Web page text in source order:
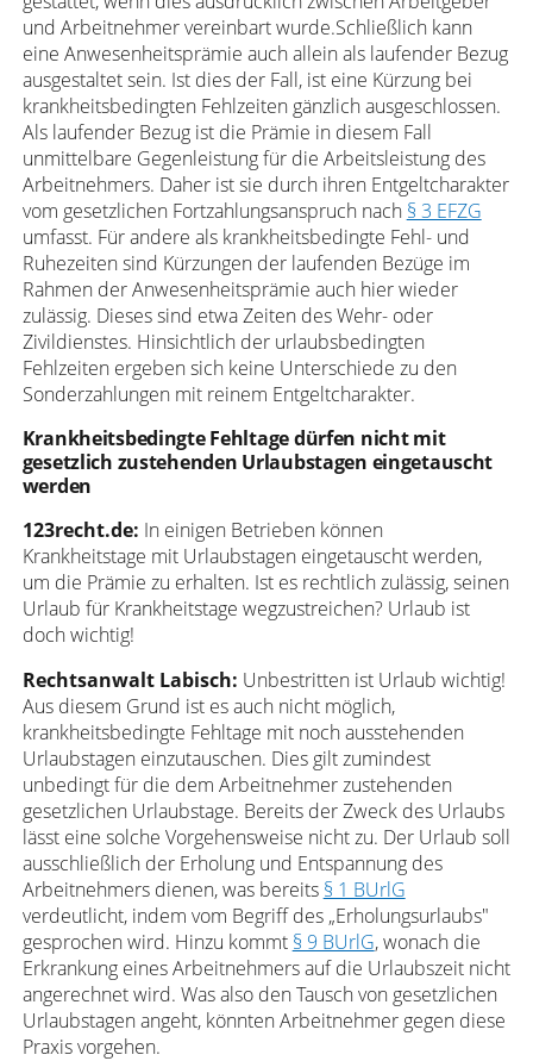
und Arbeitnehmer vereinbart wurde.Schließlich kann
eine Anwesenheitsprämie auch allein als laufender Bezug
ausgestaltet sein. Ist dies der Fall, ist eine Kürzung bei
krankheitsbedingten Fehlzeiten gänzlich ausgeschlossen.
Als laufender Bezug ist die Prämie in diesem Fall
unmittelbare Gegenleistung für die Arbeitsleistung des
Arbeitnehmers. Daher ist sie durch ihren Entgeltcharakter
vom gesetzlichen Fortzahlungsanspruch nach § 3 EFZG
umfasst. Für andere als krankheitsbedingte Fehl- und
Ruhezeiten sind Kürzungen der laufenden Bezüge im
Rahmen der Anwesenheitsprämie auch hier wieder
zulässig. Dieses sind etwa Zeiten des Wehr- oder
Zivildienstes. Hinsichtlich der urlaubsbedingten
Fehlzeiten ergeben sich keine Unterschiede zu den
Sonderzahlungen mit reinem Entgeltcharakter.
Krankheitsbedingte Fehltage dürfen nicht mit
gesetzlich zustehenden Urlaubstagen eingetauscht
werden
123recht.de: In einigen Betrieben können
Krankheitstage mit Urlaubstagen eingetauscht werden,
um die Prämie zu erhalten. Ist es rechtlich zulässig, seinen
Urlaub für Krankheitstage wegzustreichen? Urlaub ist
doch wichtig!
Rechtsanwalt Labisch: Unbestritten ist Urlaub wichtig!
Aus diesem Grund ist es auch nicht möglich,
krankheitsbedingte Fehltage mit noch ausstehenden
Urlaubstagen einzutauschen. Dies gilt zumindest
unbedingt für die dem Arbeitnehmer zustehenden
gesetzlichen Urlaubstage. Bereits der Zweck des Urlaubs
lässt eine solche Vorgehensweise nicht zu. Der Urlaub soll
ausschließlich der Erholung und Entspannung des
Arbeitnehmers dienen, was bereits § 1 BUrlG
verdeutlicht, indem vom Begriff des „Erholungsurlaubs"
gesprochen wird. Hinzu kommt § 9 BUrlG, wonach die
Erkrankung eines Arbeitnehmers auf die Urlaubszeit nicht
angerechnet wird. Was also den Tausch von gesetzlichen
Urlaubstagen angeht, könnten Arbeitnehmer gegen diese
Praxis vorgehen.